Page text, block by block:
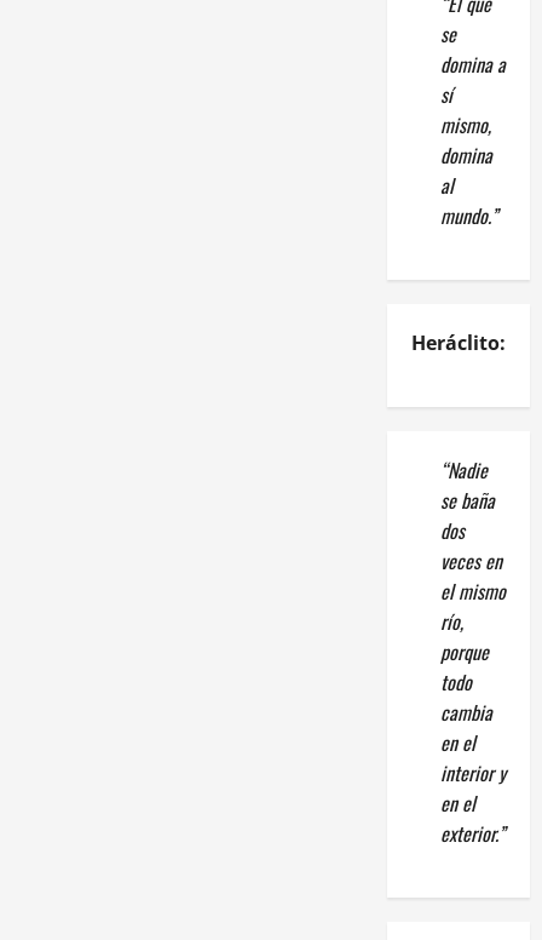
se
domina a
sí
mismo,
domina
al
mundo.”
Heráclito:
“Nadie
se baña
dos
veces en
el mismo
río,
porque
todo
cambia
en el
interior y
en el
exterior.”